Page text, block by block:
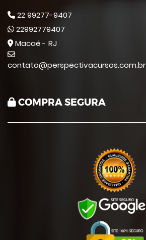
22 99277-9407
22992779407
Macaé - RJ
contato@perspectivacursos.com.br
COMPRA SEGURA